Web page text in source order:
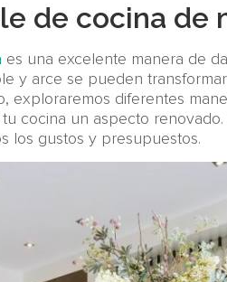
de cocina de
es una excelente manera de
y arce se pueden
exploraremos diferentes
cocina un aspecto
los gustos y presupuestos.